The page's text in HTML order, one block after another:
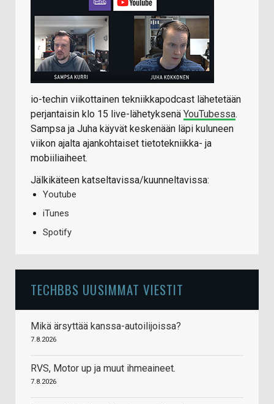
io-techin viikottainen tekniikkapodcast lähetetään
perjantaisin klo 15 live-lähetyksenä YouTubessa.
Sampsa ja Juha käyvät keskenään läpi kuluneen
viikon ajalta ajankohtaiset tietotekniikka- ja
mobiiliaiheet.
Jälkikäteen katseltavissa/kuunneltavissa:
Youtube
iTunes
Spotify
TECHBBS UUSIMMAT VIESTIT
Mikä ärsyttää kanssa-autoilijoissa?
7.8.2026
RVS, Motor up ja muut ihmeaineet.
7.8.2026